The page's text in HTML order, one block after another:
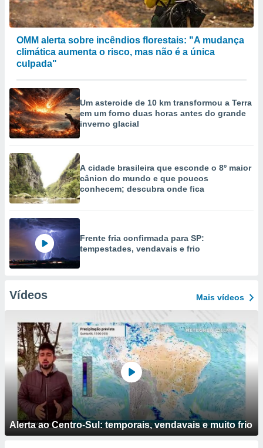
OMM alerta sobre incêndios florestais: "A mudança
climática aumenta o risco, mas não é a única
culpada"
Um asteroide de 10 km transformou a Terra
em um forno duas horas antes do grande
inverno glacial
A cidade brasileira que esconde o 8º maior
cânion do mundo e que poucos
conhecem; descubra onde fica
Frente fria confirmada para SP:
tempestades, vendavais e frio
Vídeos Mais vídeos
Alerta ao Centro-Sul: temporais, vendavais e muito frio